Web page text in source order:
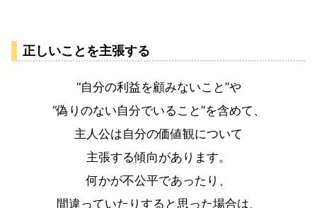
正しいことを主張する
“自分の利益を顧みないこと”や
“偽りのない自分でいること”を含めて、
主人公は自分の価値観について
主張する傾向があります。
何かが不公平であったり、
間違っていたりすると思った場合は、